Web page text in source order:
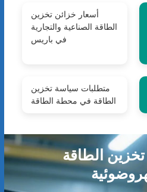
أسعار خزائن تخزين
الطاقة الصناعية والتجارية
في باريس
متطلبات سياسة تخزين
الطاقة في محطة الطاقة
الطاقة